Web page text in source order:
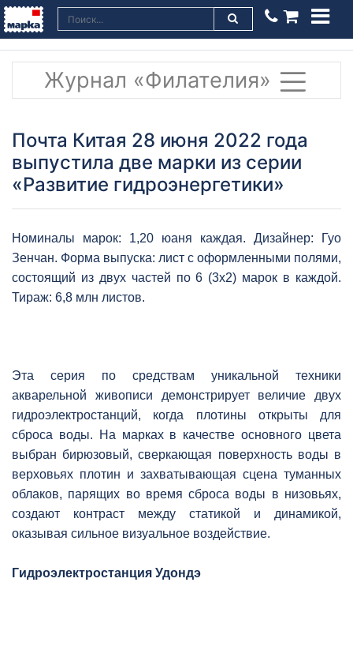
Журнал «Филателия»
Почта Китая 28 июня 2022 года
выпустила две марки из серии
«Развитие гидроэнергетики»
Номиналы марок: 1,20 юаня каждая. Дизайнер: Гуо
Зенчан. Форма выпуска: лист с оформленными полями,
состоящий из двух частей по 6 (3х2) марок в каждой.
Тираж: 6,8 млн листов.
Эта серия по средствам уникальной техники
акварельной живописи демонстрирует величие двух
гидроэлектростанций, когда плотины открыты для
сброса воды. На марках в качестве основного цвета
выбран бирюзовый, сверкающая поверхность воды в
верховьях плотин и захватывающая сцена туманных
облаков, парящих во время сброса воды в низовьях,
создают контраст между статикой и динамикой,
оказывая сильное визуальное воздействие.
Гидроэлектростанция Удондэ